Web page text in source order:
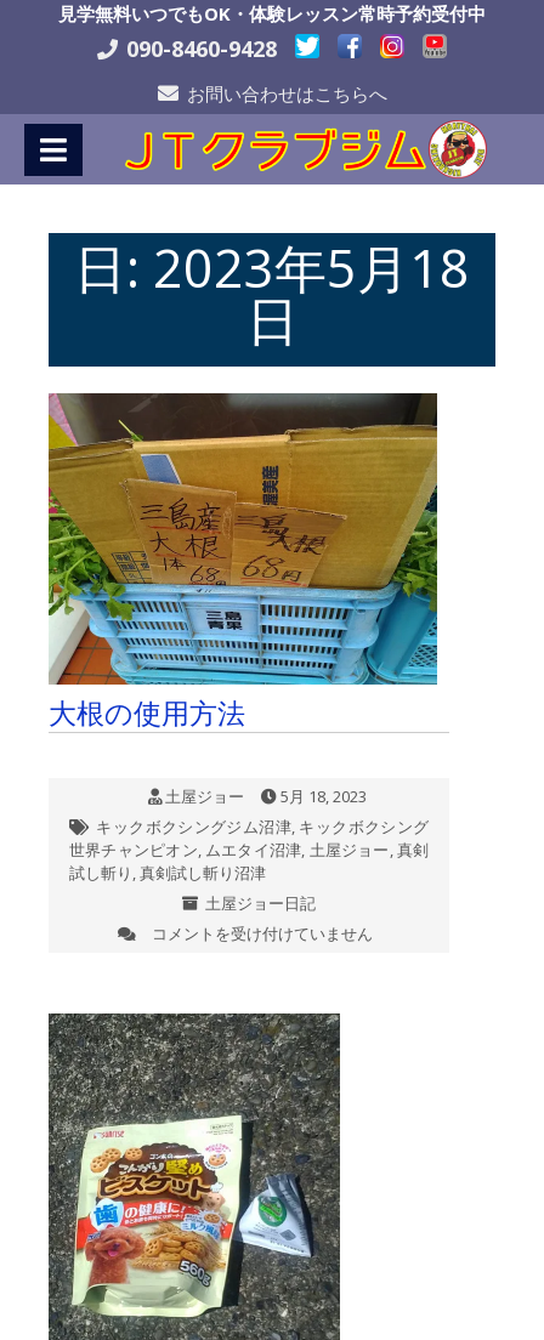
見学無料いつでもOK・体験レッスン常時予約受付中
090-8460-9428
お問い合わせはこちらへ
日: 2023年5月18
日
大根の使用方法
土屋ジョー
5月 18, 2023
キックボクシングジム沼津, キックボクシング
世界チャンピオン, ムエタイ沼津, 土屋ジョー,真剣
試し斬り ,真剣試し斬り沼津
土屋ジョー日記
大
用
方
法
は
コメントを受け付けていません